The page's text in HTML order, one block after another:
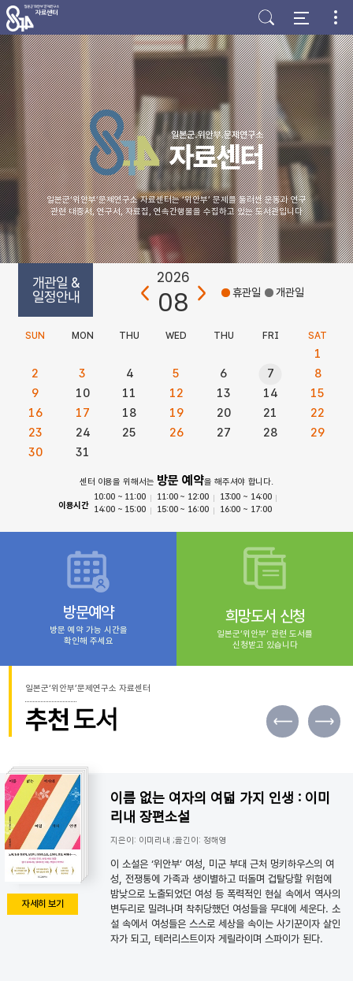
주
메
뉴
바
로
가
기
본
문
바
로
가
기
하
단
바
로
가
기
일본군‘위안부’문제연구소 자료센터는 ‘위안부’ 문제를 둘러싼 운동과 연구
관련 대중서, 연구서, 자료집, 연속간행물을 수집하고 있는 도서관입니다
방문예약
방문 예약 가능 시간을
확인해 주세요
희망도서 신청
일본군‘위안부’ 관련 도서를
신청받고 있습니다
개관일 &
일정안내
2026
08 휴관일 개관일
SUN MON THU WED THU FRI SAT
1
2
3 4 5 6 7
8
9
10 11 12 13 14
15
16
17 18 19 20 21
22
23
24 25 26 27 28
29
30
31
센터 이용을 위해서는 방문 예약을 해주셔야 합니다.
이용시간
10:00 ~ 11:00 11:00 ~ 12:00
13:00 ~ 14:00
14:00 ~ 15:00
15:00 ~ 16:00 16:00 ~ 17:00
일본군‘위안부’문제연구소 자료센터
추천도서
자세히 보기
이름 없는 여자의 여덟 가지 인생 : 이미
리내 장편소설
지은이: 이미리내 ;옮긴이: 정해영
이 소설은 ‘위안부’ 여성, 미군 부대 근처 멍키하우스의 여
성, 전쟁통에 가족과 생이별하고 떠돌며 겁탈당할 위험에
밤낮으로 노출되었던 여성 등 폭력적인 현실 속에서 역사의
변두리로 밀려나며 착취당했던 여성들을 무대에 세운다. 소
설 속에서 여성들은 스스로 세상을 속이는 사기꾼이자 살인
자가 되고, 테러리스트이자 게릴라이며 스파이가 된다.